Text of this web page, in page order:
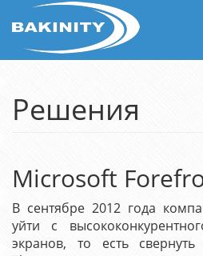
Решения
Microsoft
В сентябре 2012 года
уйти с
экранов, то есть